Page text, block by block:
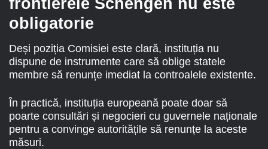
frontierele Schengen nu este
obligatorie
Deși poziția Comisiei este clară, instituția nu
dispune de instrumente care să oblige statele
membre să renunțe imediat la controalele existente.
În practică, instituția europeană poate doar să
poarte consultări și negocieri cu guvernele naționale
pentru a convinge autoritățile să renunțe la aceste
măsuri.